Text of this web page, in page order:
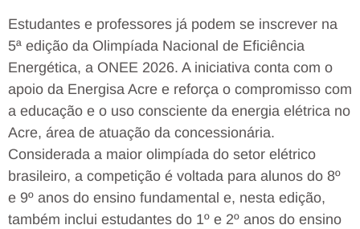
Estudantes e professores já podem se inscrever na
5ª edição da Olimpíada Nacional de Eficiência
Energética, a ONEE 2026. A iniciativa conta com o
apoio da Energisa Acre e reforça o compromisso com
a educação e o uso consciente da energia elétrica no
Acre, área de atuação da concessionária.
Considerada a maior olimpíada do setor elétrico
brasileiro, a competição é voltada para alunos do 8º
e 9º anos do ensino fundamental e, nesta edição,
também inclui estudantes do 1º e 2º anos do ensino